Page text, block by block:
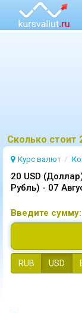
Курс валют
20 USD
Рубль) - 07
Введите сумму:
RUB USD